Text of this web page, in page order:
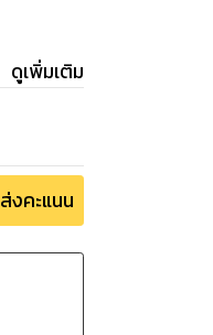
ดูเพิ่มเติม
ส่งคะแนน